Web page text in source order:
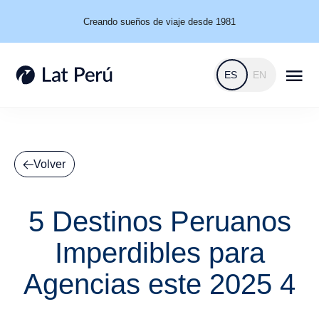
Creando sueños de viaje desde 1981
ES EN
Volver
5 Destinos Peruanos
Imperdibles para
Agencias este 2025 4